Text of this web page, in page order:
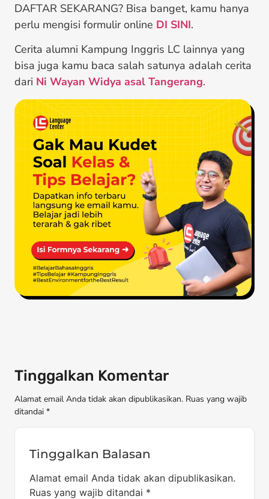
DAFTAR SEKARANG? Bisa banget, kamu hanya
perlu mengisi formulir online DI SINI.
Cerita alumni Kampung Inggris LC lainnya yang
bisa juga kamu baca salah satunya adalah cerita
dari Ni Wayan Widya asal Tangerang.
Tinggalkan Komentar
Alamat email Anda tidak akan dipublikasikan. Ruas yang wajib
ditandai *
Tinggalkan Balasan
Alamat email Anda tidak akan dipublikasikan.
Ruas yang wajib ditandai *